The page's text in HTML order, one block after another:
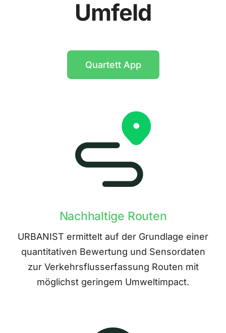
Umfeld
Quartett App
Nachhaltige Routen
URBANIST ermittelt auf der Grundlage einer
quantitativen Bewertung und Sensordaten
zur Verkehrsflusserfassung Routen mit
möglichst geringem Umweltimpact.